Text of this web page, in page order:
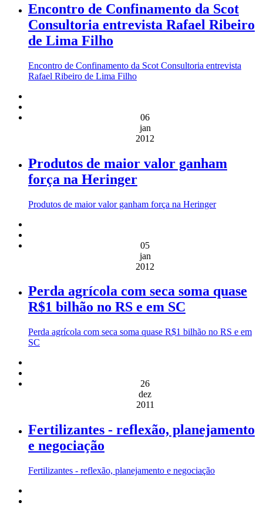
Encontro de Confinamento da Scot
Consultoria entrevista Rafael Ribeiro
de Lima Filho
Encontro de Confinamento da Scot Consultoria entrevista
Rafael Ribeiro de Lima Filho
06
jan
2012
Produtos de maior valor ganham
força na Heringer
Produtos de maior valor ganham força na Heringer
05
jan
2012
Perda agrícola com seca soma quase
R$1 bilhão no RS e em SC
Perda agrícola com seca soma quase R$1 bilhão no RS e em
SC
26
dez
2011
Fertilizantes - reflexão, planejamento
e negociação
Fertilizantes - reflexão, planejamento e negociação